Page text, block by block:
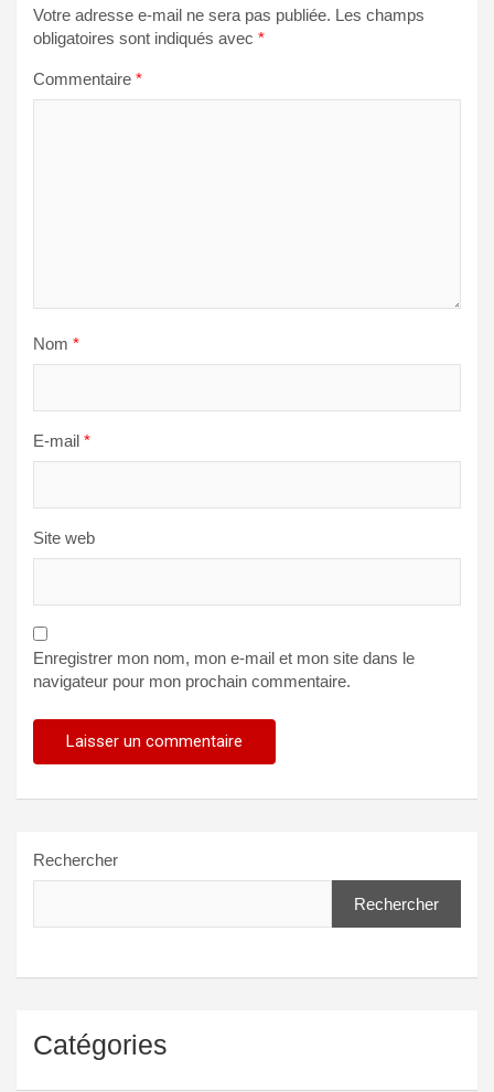
Votre adresse e-mail ne sera pas publiée. Les champs
obligatoires sont indiqués avec *
Commentaire *
Nom *
E-mail *
Site web
Enregistrer mon nom, mon e-mail et mon site dans le
navigateur pour mon prochain commentaire.
Rechercher
Rechercher
Catégories